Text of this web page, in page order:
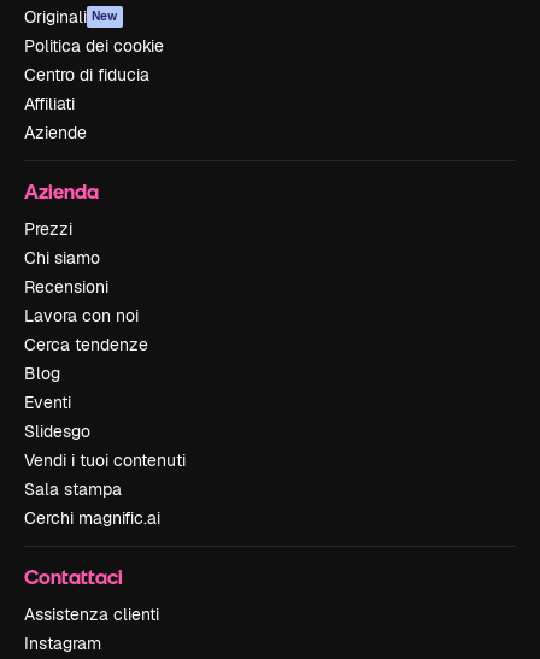
Originali New
Politica dei cookie
Centro di fiducia
Affiliati
Aziende
Azienda
Prezzi
Chi siamo
Recensioni
Lavora con noi
Cerca tendenze
Blog
Eventi
Slidesgo
Vendi i tuoi contenuti
Sala stampa
Cerchi magnific.ai
Contattaci
Assistenza clienti
Instagram